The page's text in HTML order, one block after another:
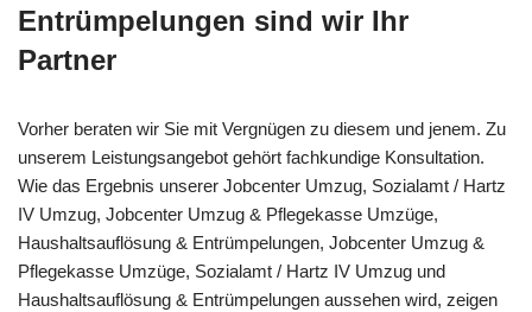
Entrümpelungen sind wir Ihr
Partner
Vorher beraten wir Sie mit Vergnügen zu diesem und jenem. Zu
unserem Leistungsangebot gehört fachkundige Konsultation.
Wie das Ergebnis unserer Jobcenter Umzug, Sozialamt / Hartz
IV Umzug, Jobcenter Umzug & Pflegekasse Umzüge,
Haushaltsauflösung & Entrümpelungen, Jobcenter Umzug &
Pflegekasse Umzüge, Sozialamt / Hartz IV Umzug und
Haushaltsauflösung & Entrümpelungen aussehen wird, zeigen